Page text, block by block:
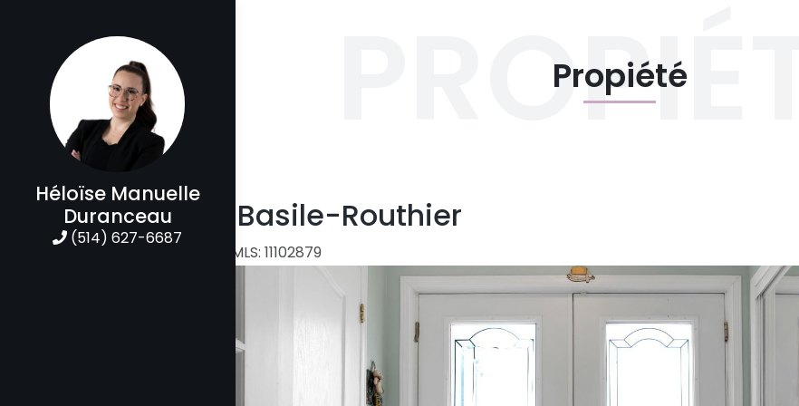
Héloïse Manuelle
Duranceau
(514) 627-6687
PROPIÉTÉ
Propiété
1003 Rue Basile-Routhier
Maison à étages | MLS: 11102879